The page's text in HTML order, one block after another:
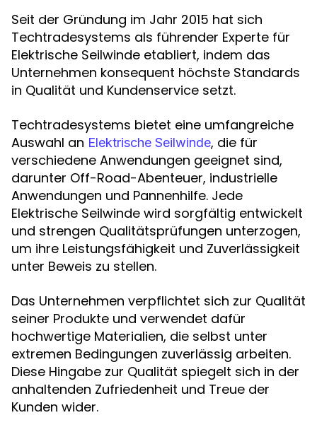
Seit der Gründung im Jahr 2015 hat sich
Techtradesystems als führender Experte für
Elektrische Seilwinde etabliert, indem das
Unternehmen konsequent höchste Standards
in Qualität und Kundenservice setzt.
Techtradesystems bietet eine umfangreiche
Auswahl an Elektrische Seilwinde, die für
verschiedene Anwendungen geeignet sind,
darunter Off-Road-Abenteuer, industrielle
Anwendungen und Pannenhilfe. Jede
Elektrische Seilwinde wird sorgfältig entwickelt
und strengen Qualitätsprüfungen unterzogen,
um ihre Leistungsfähigkeit und Zuverlässigkeit
unter Beweis zu stellen.
Das Unternehmen verpflichtet sich zur Qualität
seiner Produkte und verwendet dafür
hochwertige Materialien, die selbst unter
extremen Bedingungen zuverlässig arbeiten.
Diese Hingabe zur Qualität spiegelt sich in der
anhaltenden Zufriedenheit und Treue der
Kunden wider.